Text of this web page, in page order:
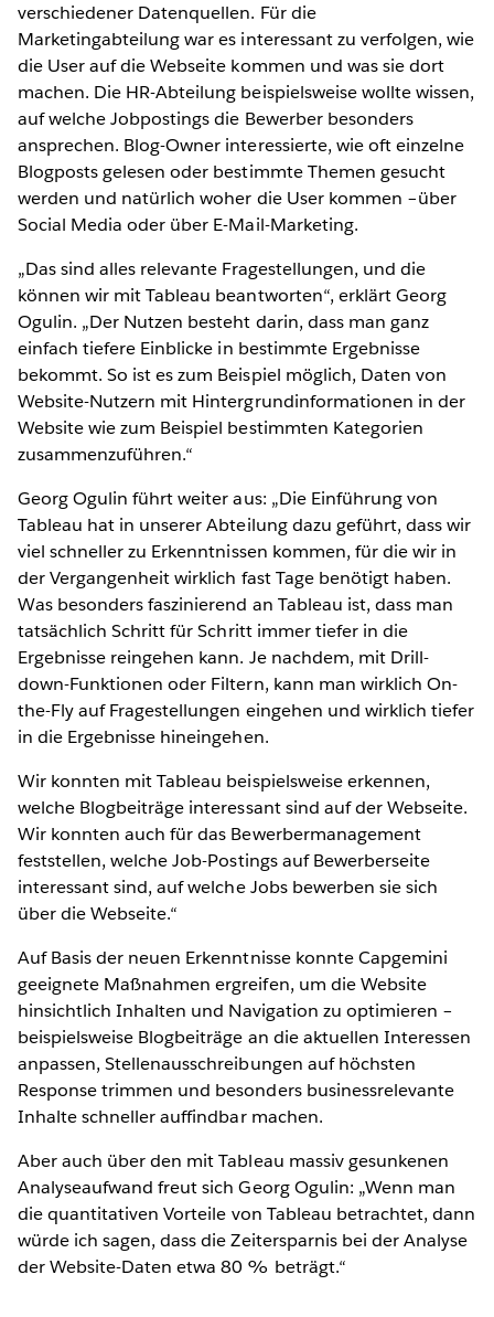
verschiedener Datenquellen. Für die
Marketingabteilung war es interessant zu verfolgen, wie
die User auf die Webseite kommen und was sie dort
machen. Die HR-Abteilung beispielsweise wollte wissen,
auf welche Jobpostings die Bewerber besonders
ansprechen. Blog-Owner interessierte, wie oft einzelne
Blogposts gelesen oder bestimmte Themen gesucht
werden und natürlich woher die User kommen –über
Social Media oder über E-Mail-Marketing.
„Das sind alles relevante Fragestellungen, und die
können wir mit Tableau beantworten“, erklärt Georg
Ogulin. „Der Nutzen besteht darin, dass man ganz
einfach tiefere Einblicke in bestimmte Ergebnisse
bekommt. So ist es zum Beispiel möglich, Daten von
Website-Nutzern mit Hintergrundinformationen in der
Website wie zum Beispiel bestimmten Kategorien
zusammenzuführen.“
Georg Ogulin führt weiter aus: „Die Einführung von
Tableau hat in unserer Abteilung dazu geführt, dass wir
viel schneller zu Erkenntnissen kommen, für die wir in
der Vergangenheit wirklich fast Tage benötigt haben.
Was besonders faszinierend an Tableau ist, dass man
tatsächlich Schritt für Schritt immer tiefer in die
Ergebnisse reingehen kann. Je nachdem, mit Drill-
down-Funktionen oder Filtern, kann man wirklich On-
the-Fly auf Fragestellungen eingehen und wirklich tiefer
in die Ergebnisse hineingehen.
Wir konnten mit Tableau beispielsweise erkennen,
welche Blogbeiträge interessant sind auf der Webseite.
Wir konnten auch für das Bewerbermanagement
feststellen, welche Job-Postings auf Bewerberseite
interessant sind, auf welche Jobs bewerben sie sich
über die Webseite.“
Auf Basis der neuen Erkenntnisse konnte Capgemini
geeignete Maßnahmen ergreifen, um die Website
hinsichtlich Inhalten und Navigation zu optimieren –
beispielsweise Blogbeiträge an die aktuellen Interessen
anpassen, Stellenausschreibungen auf höchsten
Response trimmen und besonders businessrelevante
Inhalte schneller auffindbar machen.
Aber auch über den mit Tableau massiv gesunkenen
Analyseaufwand freut sich Georg Ogulin: „Wenn man
die quantitativen Vorteile von Tableau betrachtet, dann
würde ich sagen, dass die Zeitersparnis bei der Analyse
der Website-Daten etwa 80 % beträgt.“